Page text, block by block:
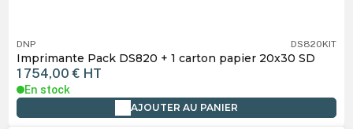
DNP DS820KIT
Imprimante Pack DS820 + 1 carton papier 20x30 SD
1 754,00 € HT
En stock
AJOUTER AU PANIER